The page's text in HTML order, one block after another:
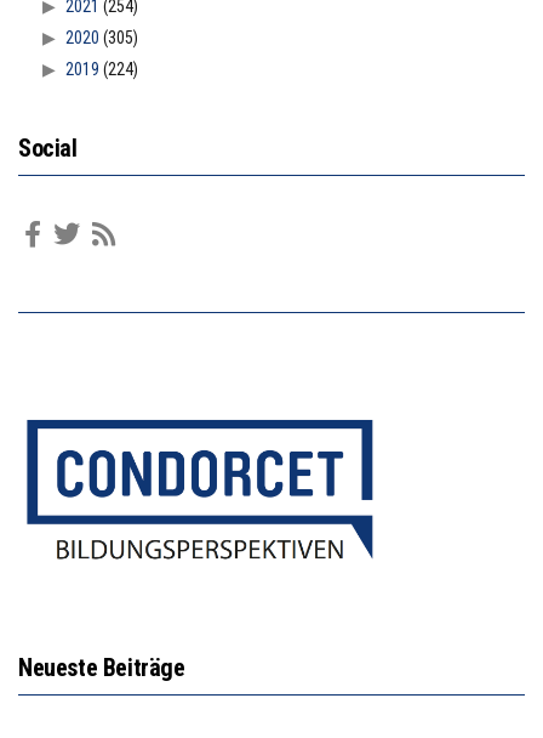
2021 (254)
2020 (305)
2019 (224)
Social
Neueste Beiträge